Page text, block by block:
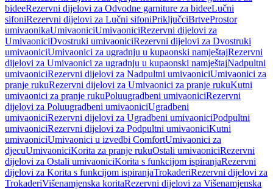
bideeRezervni dijelovi za Odvodne garniture za bideeLučni
sifoniRezervni dijelovi za Lučni sifoniPriključciBrtveProstor
umivaonikaUmivaoniciUmivaoniciRezervni dijelovi za
UmivaoniciDvostruki umivaoniciRezervni dijelovi za Dvostruki
umivaoniciUmivaonici za ugradnju u kupaonski namještajRezervni
dijelovi za Umivaonici za ugradnju u kupaonski namještajNadpultni
umivaoniciRezervni dijelovi za Nadpultni umivaoniciUmivaonici za
pranje rukuRezervni dijelovi za Umivaonici za pranje rukuKutni
umivaonici za pranje rukuPoluugradbeni umivaoniciRezervni
dijelovi za Poluugradbeni umivaoniciUgradbeni
umivaoniciRezervni dijelovi za Ugradbeni umivaoniciPodpultni
umivaoniciRezervni dijelovi za Podpultni umivaoniciKutni
umivaoniciUmivaonici u izvedbi ComfortUmivaonici za
djecuUmivaoniciKorita za pranje rukuOstali umivaoniciRezervni
dijelovi za Ostali umivaoniciKorita s funkcijom ispiranjaRezervni
dijelovi za Korita s funkcijom ispiranjaTrokaderiRezervni dijelovi za
TrokaderiVišenamjenska koritaRezervni dijelovi za Višenamjenska